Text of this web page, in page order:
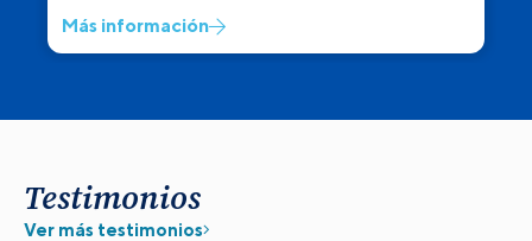
Más información
Testimonios
Ver más testimonios